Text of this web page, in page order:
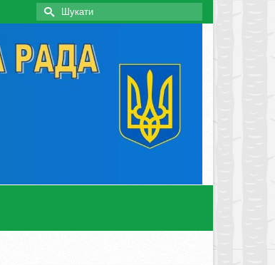
Search
for: